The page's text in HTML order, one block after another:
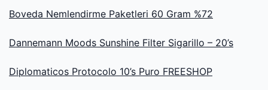
Boveda Nemlendirme Paketleri 60 Gram %72
Dannemann Moods Sunshine Filter Sigarillo – 20’s
Diplomaticos Protocolo 10’s Puro FREESHOP